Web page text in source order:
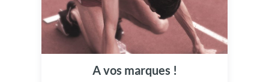
A vos marques !